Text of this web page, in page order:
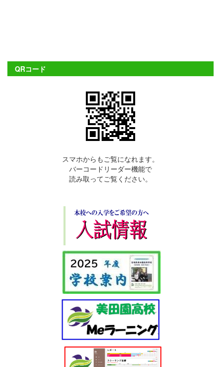
QRコード
スマホからもご覧になれます。
バーコードリーダー機能で
読み取ってご覧ください。